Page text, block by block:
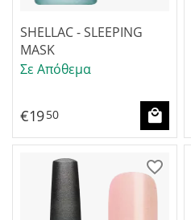
SHELLAC - SLEEPING
MASK
Σε Απόθεμα
€1950